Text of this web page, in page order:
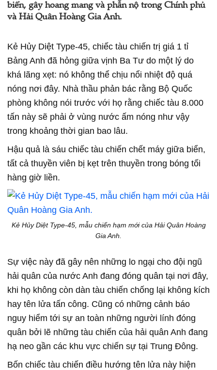
biển, gây hoang mang và phẫn nộ trong Chính phủ
và Hải Quân Hoàng Gia Anh.
Kẻ Hủy Diệt Type-45, chiếc tàu chiến trị giá 1 tỉ
Bảng Anh đã hỏng giữa vịnh Ba Tư do một lý do
khá lãng xẹt: nó không thể chịu nổi nhiệt độ quá
nóng nơi đây. Nhà thầu phản bác rằng Bộ Quốc
phòng không nói trước với họ rằng chiếc tàu 8.000
tấn này sẽ phải ở vùng nước ấm nóng như vậy
trong khoảng thời gian bao lâu.
Hậu quả là sáu chiếc tàu chiến chết máy giữa biển,
tất cả thuyền viên bị kẹt trên thuyền trong bóng tối
hàng giờ liền.
Kẻ Hủy Diệt Type-45, mẫu chiến hạm mới của Hải Quân Hoàng
Gia Anh.
Sự việc này đã gây nên những lo ngại cho đội ngũ
hải quân của nước Anh đang đóng quân tại nơi đây,
khi họ không còn dàn tàu chiến chống lại không kích
hay tên lửa tấn công. Cũng có những cảnh báo
nguy hiểm tới sự an toàn những người lính đóng
quân bởi lẽ những tàu chiến của hải quân Anh đang
hạ neo gần các khu vực chiến sự tại Trung Đông.
Bốn chiếc tàu chiến điều hướng tên lửa này hiện